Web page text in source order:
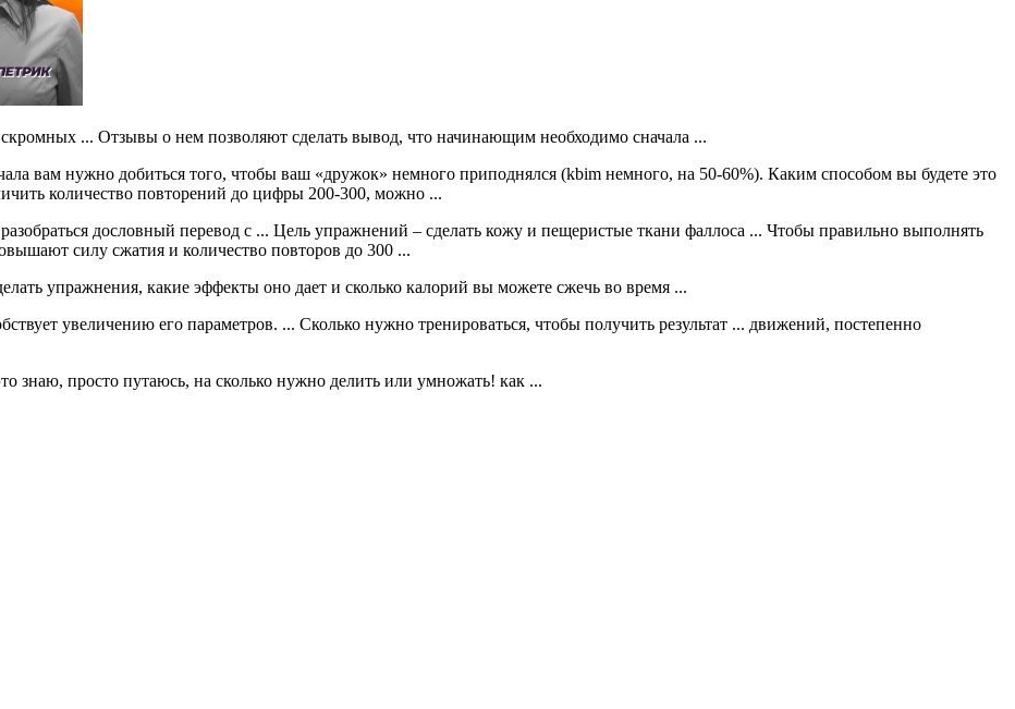
скромных ... Отзывы о нем позволяют сделать вывод, что начинающим необходимо сначала ...
вам нужно добиться того, чтобы ваш «дружок» немного приподнялся (kbim немного, на 50-60%). Каким способом вы будете это
количество повторений до цифры 200-300, можно ...
дословный перевод с ... Цель упражнений – сделать кожу и пещеристые ткани фаллоса ... Чтобы правильно выполнять
силу сжатия и количество повторов до 300 ...
упражнения, какие эффекты оно дает и сколько калорий вы можете сжечь во время ...
увеличению его параметров. ... Сколько нужно тренироваться, чтобы получить результат ... движений, постепенно
просто путаюсь, на сколько нужно делить или умножать! как ...